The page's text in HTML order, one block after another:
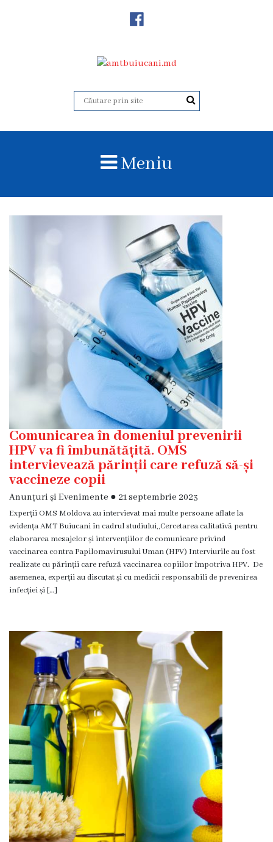
Acreditare
administrativă
Secția
Medicină
Familie
Secția
Medicină
Familie
2
Centrul
Sănătății
Femeii
AMT
Buiucani
Servicii
Consultative
Specializate
Staționar
de
zi
Centrul
Medicilor
de
Familie
nr.4
Secția
Medicină
de
Familie
Meniu
Comunicarea în domeniul prevenirii
HPV va fi îmbunătățită. OMS
intervievează părinții care refuză să-și
vaccineze copii
Anunțuri și Evenimente ● 21 septembrie 2023
Experții OMS Moldova au intervievat mai multe persoane aflate la
evidența AMT Buiucani în cadrul studiului,,Cercetarea calitativă pentru
elaborarea mesajelor și intervențiilor de comunicare privind
vaccinarea contra Papilomavirusului Uman (HPV) Interviurile au fost
realizate cu părinții care refuză vaccinarea copiilor împotriva HPV. De
asemenea, experții au discutat și cu medicii responsabili de prevenirea
infecției și […]